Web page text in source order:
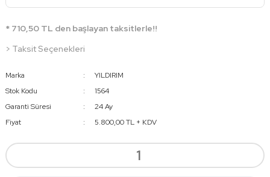
* 710,50 TL den başlayan taksitlerle!!
> Taksit Seçenekleri
Marka
YILDIRIM
Stok Kodu
1564
Garanti Süresi
24 Ay
Fiyat
5.800,00 TL + KDV